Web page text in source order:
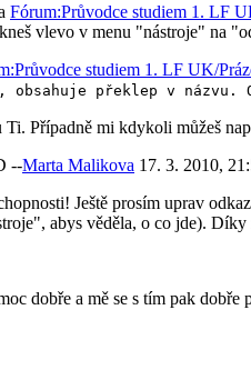
Fórum:Průvodce studiem 1. LF
vlevo v menu "nástroje" na
studiem 1. LF UK/
obsahuje překlep v názvu.
Případně mi kdykoli můžeš
--Marta Malikova 17. 3. 2010,
Ještě prosím uprav
abys věděla, o co jde).
dobře a mě se s tím pak